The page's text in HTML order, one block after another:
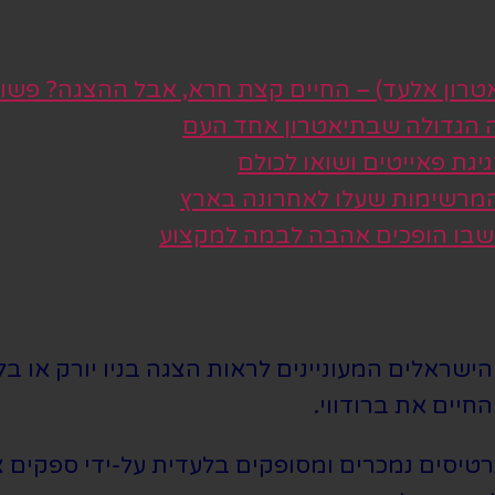
אלעד) – החיים קצת חרא, אבל ההצגה?
הגדולה שבתיאטרון אחד העם
פאייטים ושואו לכולם
שעלו לאחרונה בארץ
הופכים אהבה לבמה למקצוע
המעוניינים לראות הצגה בניו יורק או
את ברודווי.
נמכרים ומסופקים בלעדית על-ידי ספקים